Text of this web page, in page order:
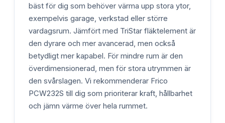
bäst för dig som behöver värma upp stora ytor,
exempelvis garage, verkstad eller större
vardagsrum. Jämfört med TriStar fläktelement är
den dyrare och mer avancerad, men också
betydligt mer kapabel. För mindre rum är den
överdimensionerad, men för stora utrymmen är
den svårslagen. Vi rekommenderar Frico
PCW232S till dig som prioriterar kraft, hållbarhet
och jämn värme över hela rummet.